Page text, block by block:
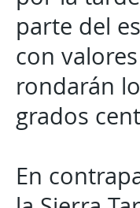
parte del
con
rondarán
grados
En